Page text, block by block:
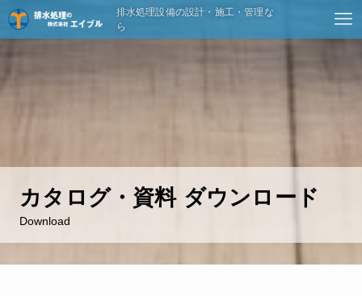
排水処理設備の設計・施工・管理な
ら
カタログ・資料 ダウンロード
Download